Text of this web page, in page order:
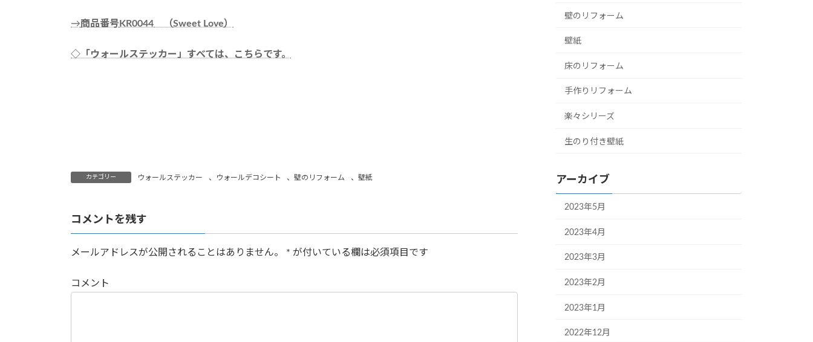
→商品番号KR0044 （Sweet Love）
◇「ウォールステッカー」すべては、こちらです。
カテゴリー ウォールステッカー 、 ウォールデコシート 、壁のリフォーム 、 壁紙
コメントを残す
メールアドレスが公開されることはありません。 * が付いている欄は必須項目です
コメント
壁のリフォーム
壁紙
床のリフォーム
手作りリフォーム
楽々シリーズ
生のり付き壁紙
アーカイブ
2023年5月
2023年4月
2023年3月
2023年2月
2023年1月
2022年12月